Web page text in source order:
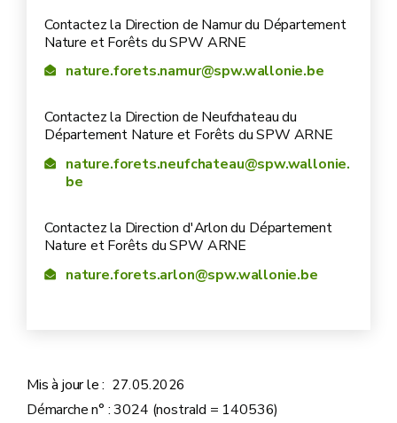
Contactez la Direction de Namur du Département
Nature et Forêts du SPW ARNE
nature.forets.namur@spw.wallonie.be
Contactez la Direction de Neufchateau du
Département Nature et Forêts du SPW ARNE
nature.forets.neufchateau@spw.wallonie.
be
Contactez la Direction d'Arlon du Département
Nature et Forêts du SPW ARNE
nature.forets.arlon@spw.wallonie.be
Mis à jour le : 27.05.2026
Démarche n° : 3024 (nostraId = 140536)